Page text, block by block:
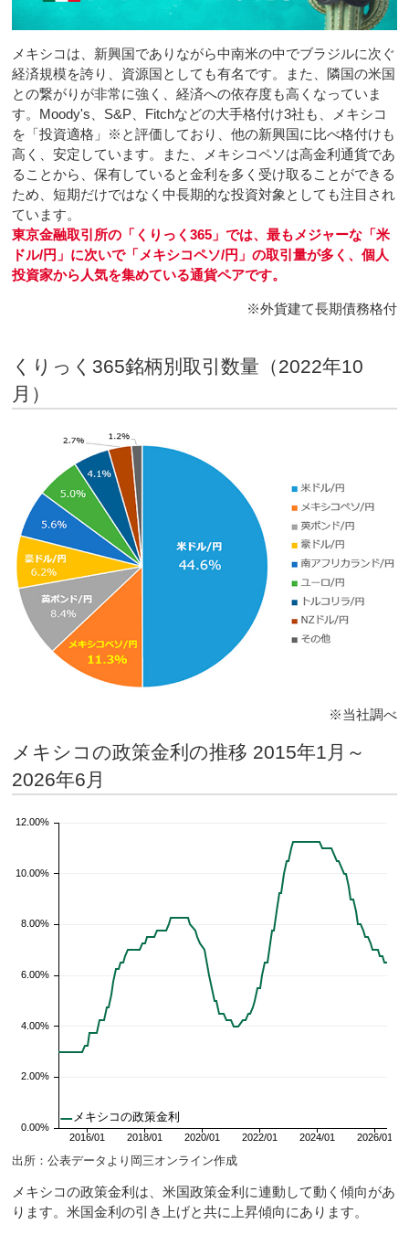
1日
26年7月の1日平均
1ヶ月
26年7月実績
メキシコは、新興国でありながら中南米の中でブラジルに次ぐ
経済規模を誇り、資源国としても有名です。また、隣国の米国
との繋がりが非常に強く、経済への依存度も高くなっていま
す。Moody's、S&P、Fitchなどの大手格付け3社も、メキシコ
を「投資適格」※と評価しており、他の新興国に比べ格付けも
高く、安定しています。また、メキシコペソは高金利通貨であ
ることから、保有していると金利を多く受け取ることができる
ため、短期だけではなく中長期的な投資対象としても注目され
ています。
東京金融取引所の「くりっく365」では、最もメジャーな「米
ドル/円」に次いで「メキシコペソ/円」の取引量が多く、個人
投資家から人気を集めている通貨ペアです。
※外貨建て長期債務格付
くりっく365銘柄別取引数量（2022年10
月）
※当社調べ
メキシコの政策金利の推移 2015年1月～
2026年6月
出所：公表データより岡三オンライン作成
メキシコの政策金利は、米国政策金利に連動して動く傾向があ
ります。米国金利の引き上げと共に上昇傾向にあります。